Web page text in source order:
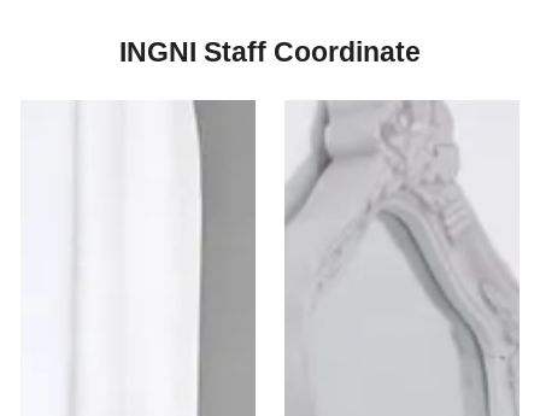
INGNI Staff Coordinate